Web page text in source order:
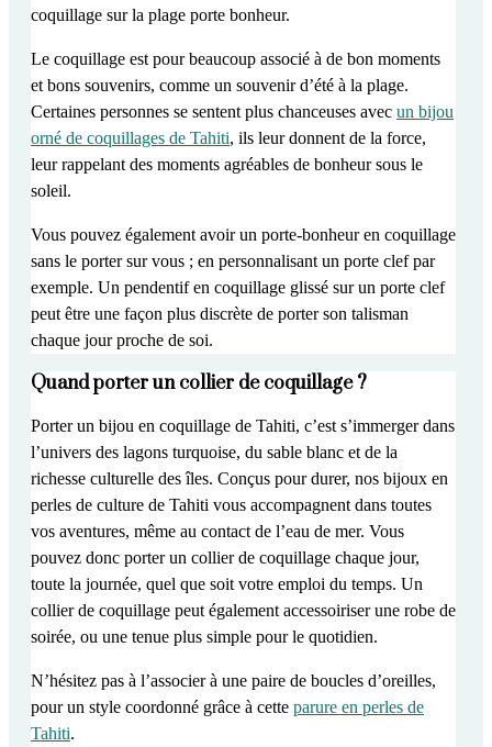
coquillage sur la plage porte bonheur.
Le coquillage est pourbeaucoup associé à de bon moments
et bons souvenirs, comme un souvenir d’été à la plage.
Certaines personnes se sentent plus chanceuses avec un bijou
orné de coquillages de Tahiti, ils leur donnent de la force,
leur rappelant des moments agréables de bonheur sous le
soleil.
Vous pouvez également avoir un porte-bonheur en coquillage
sans le porter sur vous ; en personnalisant un porte clef par
exemple. Un pendentif en coquillage glissé sur un porte clef
peut être une façon plus discrète de porter son talisman
chaque jour proche de soi.
Quand porter un collier de coquillage ?
Porter un bijou en coquillage de Tahiti, c’est s’immerger dans
l’univers des lagons turquoise, du sable blanc et de la
richesse culturelle des îles. Conçus pour durer, nos bijoux en
perles de culture de Tahiti vous accompagnent dans toutes
vos aventures, même au contact de l’eau de mer. Vous
pouvez donc porter un collier de coquillage chaque jour,
toute la journée, quel que soit votre emploi du temps. Un
collier de coquillage peut également accessoiriser une robe de
soirée, ou une tenue plus simple pour le quotidien.
N’hésitez pas à l’associer à une paire de boucles d’oreilles,
pour un style coordonné grâce à cette parure en perles de
Tahiti.